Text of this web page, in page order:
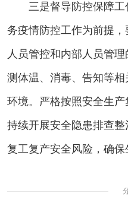
三是督导防控保障工
务疫情防控工作为前提
人员管控和内部人员管理
测体温、消毒、告知等
环境。严格按照安全生
持续开展安全隐患排查
复工复产安全风险，确保